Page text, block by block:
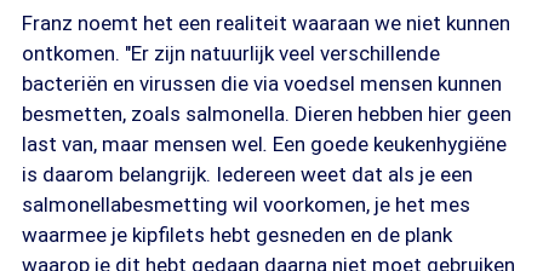
Franz noemt het een realiteit waaraan we niet kunnen
ontkomen. "Er zijn natuurlijk veel verschillende
bacteriën en virussen die via voedsel mensen kunnen
besmetten, zoals salmonella. Dieren hebben hier geen
last van, maar mensen wel. Een goede keukenhygiëne
is daarom belangrijk. Iedereen weet dat als je een
salmonellabesmetting wil voorkomen, je het mes
waarmee je kipfilets hebt gesneden en de plank
waarop je dit hebt gedaan daarna niet moet gebruiken